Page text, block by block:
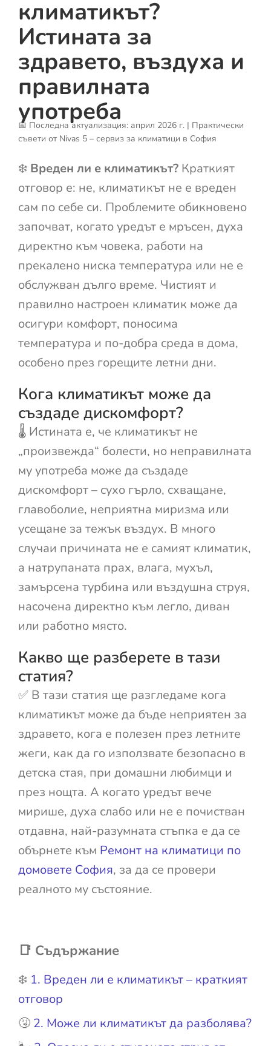
климатикът?
Истината за
здравето, въздуха и
правилната
употреба
📅 Последна актуализация: април 2026 г. | Практически
съвети от Nivas 5 – сервиз за климатици в София
❄️ Вреден ли е климатикът?Краткият
отговор е: не, климатикът не е вреден
сам по себе си. Проблемите обикновено
започват, когато уредът е мръсен, духа
директно към човека, работи на
прекалено ниска температура или не е
обслужван дълго време. Чистият и
правилно настроен климатик може да
осигури комфорт, поносима
температура и по-добра среда в дома,
особено през горещите летни дни.
Кога климатикът може да
създаде дискомфорт?
🌡️ Истината е, че климатикът не
„произвежда“ болести, но неправилната
му употреба може да създаде
дискомфорт – сухо гърло, схващане,
главоболие, неприятна миризма или
усещане за тежък въздух. В много
случаи причината не е самият климатик,
а натрупаната прах, влага, мухъл,
замърсена турбина или въздушна струя,
насочена директно към легло, диван
или работно място.
Какво ще разберете в тази
статия?
✅ В тази статия ще разгледаме кога
климатикът може да бъде неприятен за
здравето, кога е полезен през летните
жеги, как да го използвате безопасно в
детска стая, при домашни любимци и
през нощта. А когато уредът вече
мирише, духа слабо или не е почистван
отдавна, най-разумната стъпка е да се
обърнете към Ремонт на климатици по
домовете София, за да се провери
реалното му състояние.
📑 Съдържание
❄️ 1. Вреден ли е климатикът – краткият
отговор
🤧 2. Може ли климатикът да разболява?